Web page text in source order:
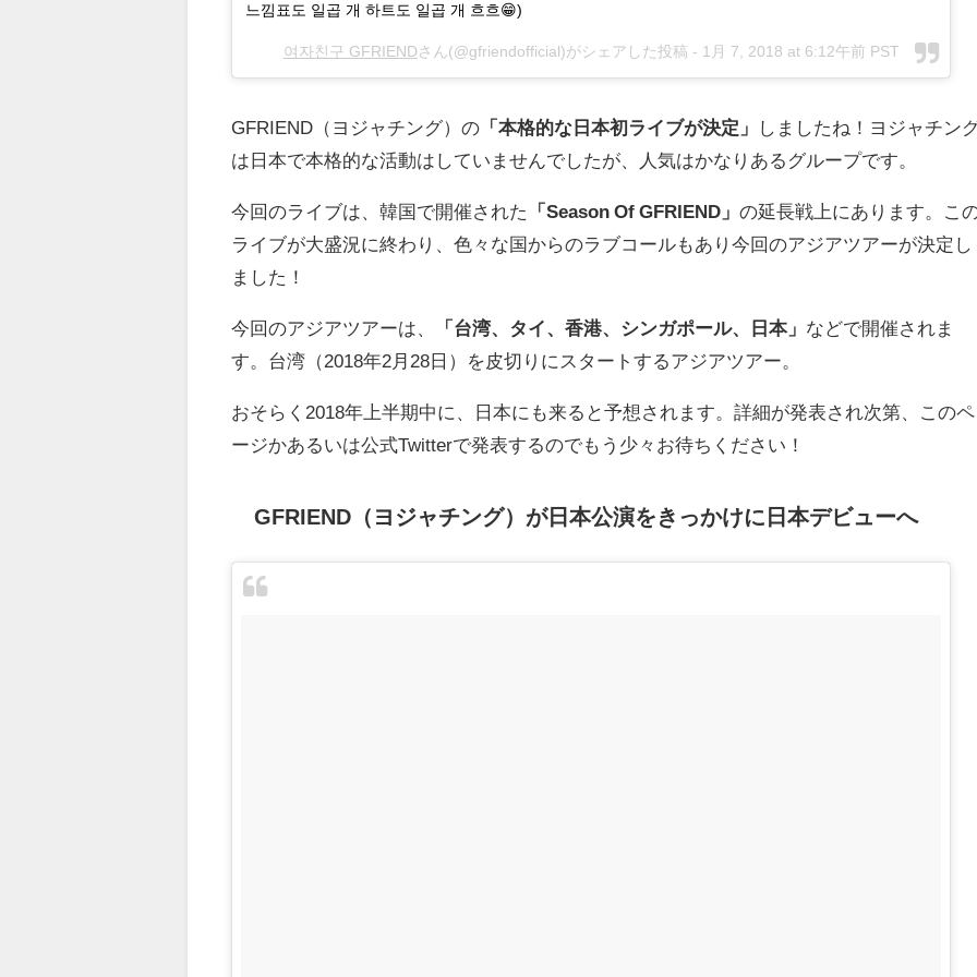
느낌표도 일곱 개 하트도 일곱 개 흐흐😁)
여자친구 GFRIENDさん(@gfriendofficial)がシェアした投稿 - 1月 7, 2018 at 6:12午前 PST
GFRIEND（ヨジャチング）の 「本格的な日本初ライブが決定」
しましたね！ヨジャチン
は日本で本格的な活動はしていませんでしたが、人気はかなりあるグループです。
今回のライブは、韓国で開催された 「Season Of GFRIEND」の延長戦上にあります。こ
ライブが大盛況に終わり、色々な国からのラブコールもあり今回のアジアツアーが決定し
ました！
今回のアジアツアーは、 「台湾、タイ、香港、シンガポール、日本」 などで開催されま
す。台湾（2018年2月28日）を皮切りにスタートするアジアツアー。
おそらく2018年上半期中に、日本にも来ると予想されます。詳細が発表され次第、このペ
ージかあるいは公式Twitterで発表するのでもう少々お待ちください！
GFRIEND（ヨジャチング）が日本公演をきっかけに日本デビューへ